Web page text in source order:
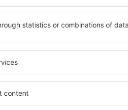
Ver detalhes
Mostrar mais ofertas
Voltar ao topo da página